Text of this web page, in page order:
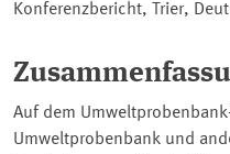
Konferenzbericht, Trier,
Auf dem
Umweltprobenbank und